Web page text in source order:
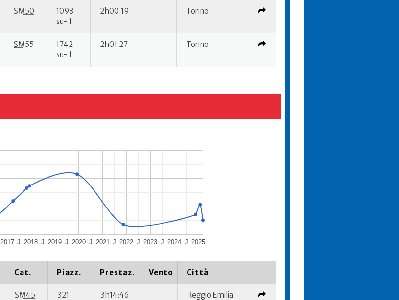
SM50
1098
su- 1
2h00:19 Torino
SM55
1742
su- 1
2h01:27 Torino
2017 2018 2019 2020 2021 2022 2023 2024 2025
J J J J J J J J
Cat. Piazz. Prestaz. Vento Città
SM45
321
3h14:46 Reggio Emilia